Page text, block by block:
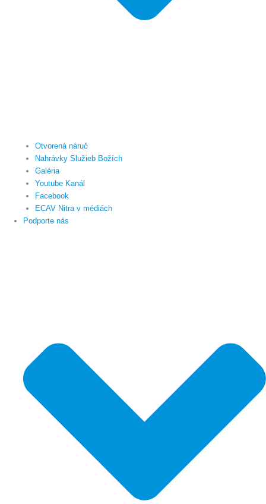
Otvorená náruč
Nahrávky Služieb Božích
Galéria
Youtube Kanál
Facebook
ECAV Nitra v médiách
Podporte nás